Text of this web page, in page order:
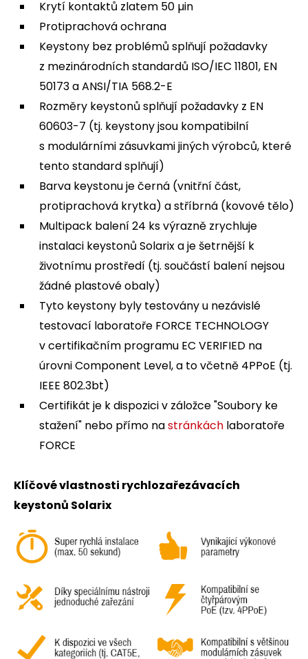
Krytí kontaktů zlatem 50 µin
Protiprachová ochrana
Keystony bez problémů splňují požadavky
z mezinárodních standardů ISO/IEC 11801, EN
50173 a ANSI/TIA 568.2-E
Rozměry keystonů splňují požadavky z EN
60603-7 (tj. keystony jsou kompatibilní
s modulárními zásuvkami jiných výrobců, které
tento standard splňují)
Barva keystonu je černá (vnitřní část,
protiprachová krytka) a stříbrná (kovové tělo)
Multipack balení 24 ks výrazně zrychluje
instalaci keystonů Solarix a je šetrnější k
životnímu prostředí (tj. součástí balení nejsou
žádné plastové obaly)
Tyto keystony byly testovány u nezávislé
testovací laboratoře FORCE TECHNOLOGY
v certifikačním programu EC VERIFIED na
úrovni Component Level, a to včetně 4PPoE (tj.
IEEE 802.3bt)
Certifikát je k dispozici v záložce "Soubory ke
stažení" nebo přímo nastránkách laboratoře
FORCE
Klíčové vlastnosti rychlozařezávacích
keystonů Solarix